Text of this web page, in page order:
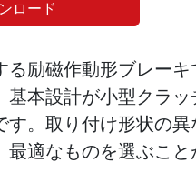
ロード
る励磁作動形ブレー
基本設計が小型クラ
す。取り付け形状の
適なものを選ぶこと